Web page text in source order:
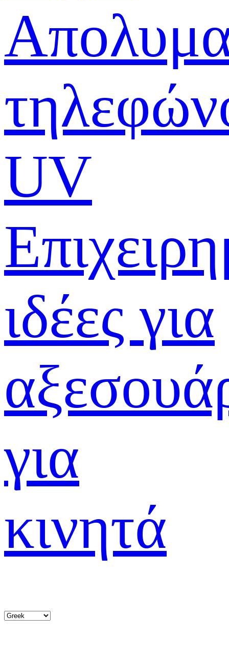
UV
ιδέες για
για
κινητά